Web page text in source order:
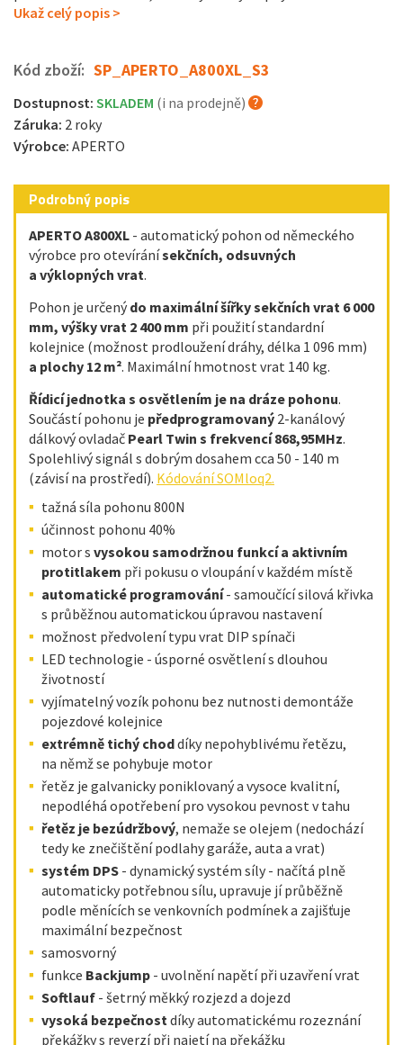
Ukaž celý popis >
Kód zboží: SP_APERTO_A800XL_S3
Dostupnost: SKLADEM (i na prodejně)
Záruka: 2 roky
Výrobce: APERTO
Podrobný popis
APERTO A800XL - automatický pohon od německého
výrobce pro otevíránísekčních, odsuvných
a výklopných vrat.
Pohon je určený do maximální šířky sekčních vrat 6 000
mm, výšky vrat 2 400 mm při použití standardní
kolejnice (možnost prodloužení dráhy, délka 1 096 mm)
a plochy 12 m². Maximální hmotnost vrat 140 kg.
Řídicí jednotka s osvětlením je na dráze pohonu.
Součástí pohonu je předprogramovaný 2-kanálový
dálkový ovladač Pearl Twin s frekvencí 868,95MHz.
Spolehlivý signál s dobrým dosahem cca 50 - 140 m
(závisí na prostředí). Kódování SOMloq2.
tažná síla pohonu 800N
účinnost pohonu 40%
motor s vysokou samodržnou funkcí a aktivním
protitlakem při pokusu o vloupání v každém místě
automatické programování- samoučící silová křivka
s průběžnou automatickou úpravou nastavení
možnost předvolení typu vrat DIP spínači
LED technologie - úsporné osvětlení s dlouhou
životností
vyjímatelný vozík pohonu bez nutnosti demontáže
pojezdové kolejnice
extrémně tichý choddíky nepohyblivému řetězu,
na němž se pohybuje motor
řetěz je galvanicky poniklovaný a vysoce kvalitní,
nepodléhá opotřebení pro vysokou pevnost v tahu
řetěz je bezúdržbový, nemaže se olejem (nedochází
tedy ke znečištění podlahy garáže, auta a vrat)
systém DPS - dynamický systém síly - načítá plně
automaticky potřebnou sílu, upravuje jí průběžně
podle měnících se venkovních podmínek a zajišťuje
maximální bezpečnost
samosvorný
funkce Backjump - uvolnění napětí při uzavření vrat
Softlauf - šetrný měkký rozjezd a dojezd
vysoká bezpečnostdíky automatickému rozeznání
překážky s reverzí při najetí na překážku